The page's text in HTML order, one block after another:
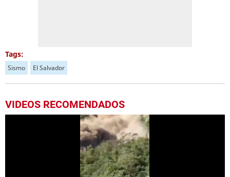
Tags:
Sismo El Salvador
VIDEOS RECOMENDADOS